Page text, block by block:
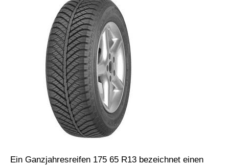
Ein Ganzjahresreifen 175 65 R13 bezeichnet einen